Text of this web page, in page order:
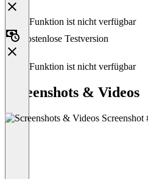
Diese Funktion ist nicht verfügbar
Kostenlose Testversion
Diese Funktion ist nicht verfügbar
Screenshots & Videos